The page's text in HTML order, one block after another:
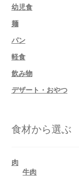
幼児食
麺
パン
軽食
飲み物
デザート・おやつ
食材から選ぶ
肉
牛肉